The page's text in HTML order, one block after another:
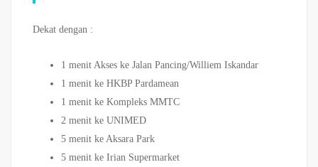
Dekat dengan :
1 menit Akses ke Jalan Pancing/Williem Iskandar
1 menit ke HKBP Pardamean
1 menit ke Kompleks MMTC
2 menit ke UNIMED
5 menit ke Aksara Park
5 menit ke Irian Supermarket